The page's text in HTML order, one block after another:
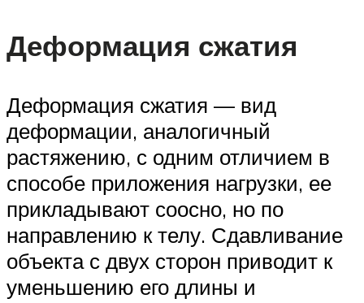
Деформация сжатия
Деформация сжатия — вид
деформации, аналогичный
растяжению, с одним отличием в
способе приложения нагрузки, ее
прикладывают соосно, но по
направлению к телу. Сдавливание
объекта с двух сторон приводит к
уменьшению его длины и